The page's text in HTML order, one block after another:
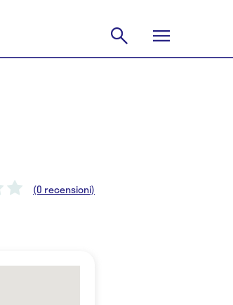
(0 recensioni)